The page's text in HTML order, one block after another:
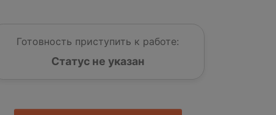
Готовность приступить к работе:
Статус не указан